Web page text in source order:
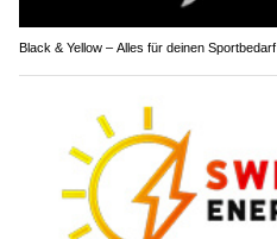
Black & Yellow – Alles für deinen Sportbedarf